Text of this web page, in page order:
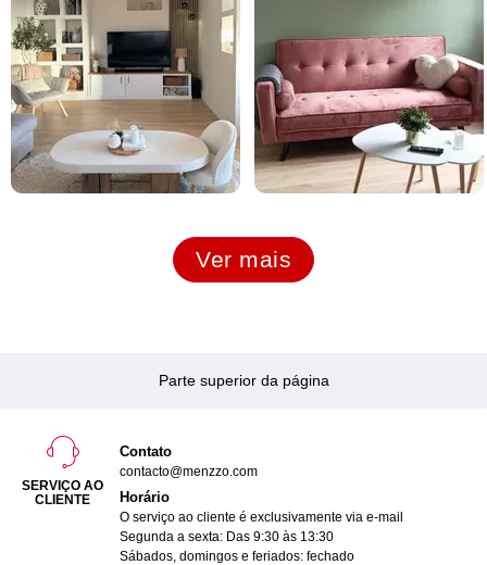
Ver mais
Parte superior da página
SERVIÇO AO
CLIENTE
Contato
contacto@menzzo.com
Horário
O serviço ao cliente é exclusivamente via e-mail
Segunda a sexta: Das 9:30 às 13:30
Sábados, domingos e feriados: fechado